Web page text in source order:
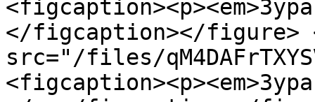
</figcaption></figure>
src="/files/